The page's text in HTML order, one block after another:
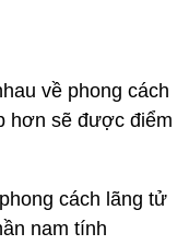
về phong cách
hơn sẽ được điểm
cách lãng tử
nam tính